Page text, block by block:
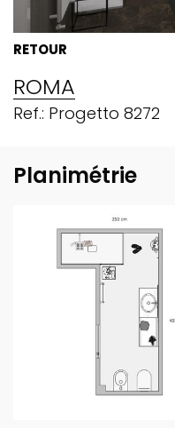
RETOUR
ROMA
Ref.: Progetto 8272
Planimétrie